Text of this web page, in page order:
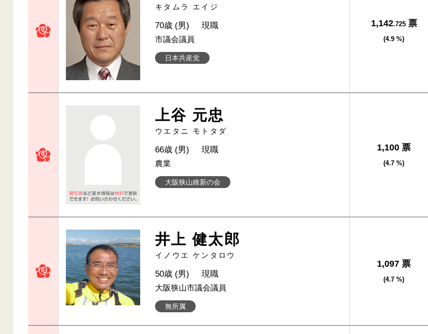
キタムラ エイジ
日本共産党
70歳 (男) 現職
市議会議員
1,142.725票
(4.9 %)
上谷 元忠
ウエタニ モトタダ
大阪狭山維新の会
66歳 (男) 現職
農業
1,100 票
(4.7 %)
井上 健太郎
イノウエ ケンタロウ
無所属
50歳 (男) 現職
大阪狭山市議会議員
1,097 票
(4.7 %)